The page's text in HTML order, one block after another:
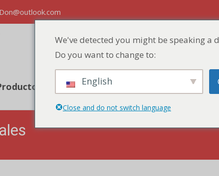
Zona de descuento
We've detected you might be speaking a
Do you want to change to:
English
Close and do not switch language